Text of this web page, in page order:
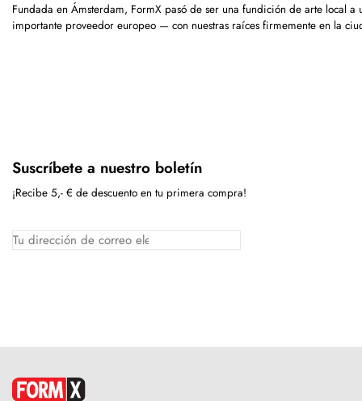
Fundada en Ámsterdam, FormX pasó de ser una fundición de arte local a
importante proveedor europeo — con nuestras raíces firmemente en la
Suscríbete a nuestro boletín
¡Recibe 5,- € de descuento en tu primera compra!